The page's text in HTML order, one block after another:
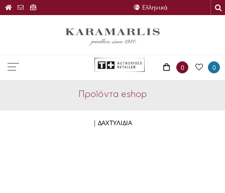
0 0
Προϊόντα eshop
| ΔΑΧΤΥΛΙΔΙΑ